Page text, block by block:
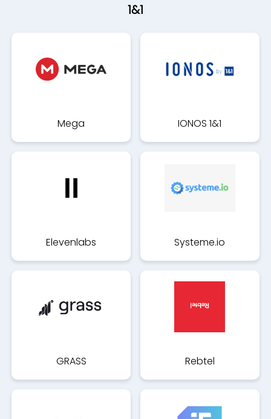
1&1
Mega IONOS 1&1
Elevenlabs Systeme.io
GRASS Rebtel